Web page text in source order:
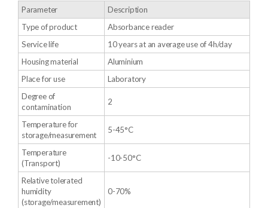
Parameter
Description
Type of product
Absorbance reader
Service life
10 years at an average use of 4h/day
Housing material
Aluminium
Place for use
Laboratory
Degree of
contamination
2
Temperature for
storage/measurement
5-45°C
Temperature
(Transport)
-10-50°C
Relative tolerated
humidity
(storage/measurement)
0-70%